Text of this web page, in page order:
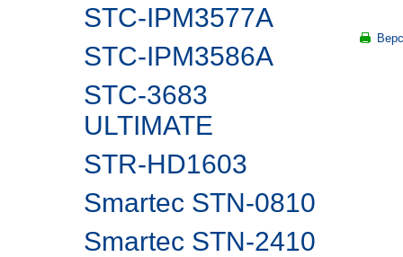
STC-IPM3577A
STC-IPM3586A
STC-3683
ULTIMATE
STR-HD1603
Smartec STN-0810
Smartec STN-2410